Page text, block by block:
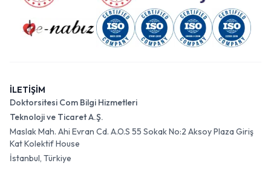
İLETİŞİM
Doktorsitesi Com Bilgi Hizmetleri
Teknoloji ve Ticaret A.Ş.
Maslak Mah. Ahi Evran Cd. A.O.S 55 Sokak No:2 Aksoy Plaza Giriş
Kat Kolektif House
İstanbul, Türkiye